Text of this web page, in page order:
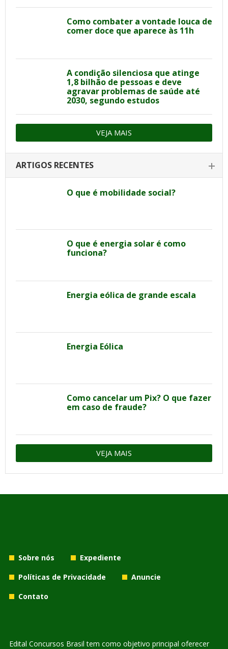
Como combater a vontade louca de
comer doce que aparece às 11h
A condição silenciosa que atinge
1,8 bilhão de pessoas e deve
agravar problemas de saúde até
2030, segundo estudos
VEJA MAIS
ARTIGOS RECENTES
O que é mobilidade social?
O que é energia solar é como
funciona?
Energia eólica de grande escala
Energia Eólica
Como cancelar um Pix? O que fazer
em caso de fraude?
VEJA MAIS
Sobre nós
Expediente
Políticas de Privacidade
Anuncie
Contato
Edital Concursos Brasil tem como objetivo principal oferecer